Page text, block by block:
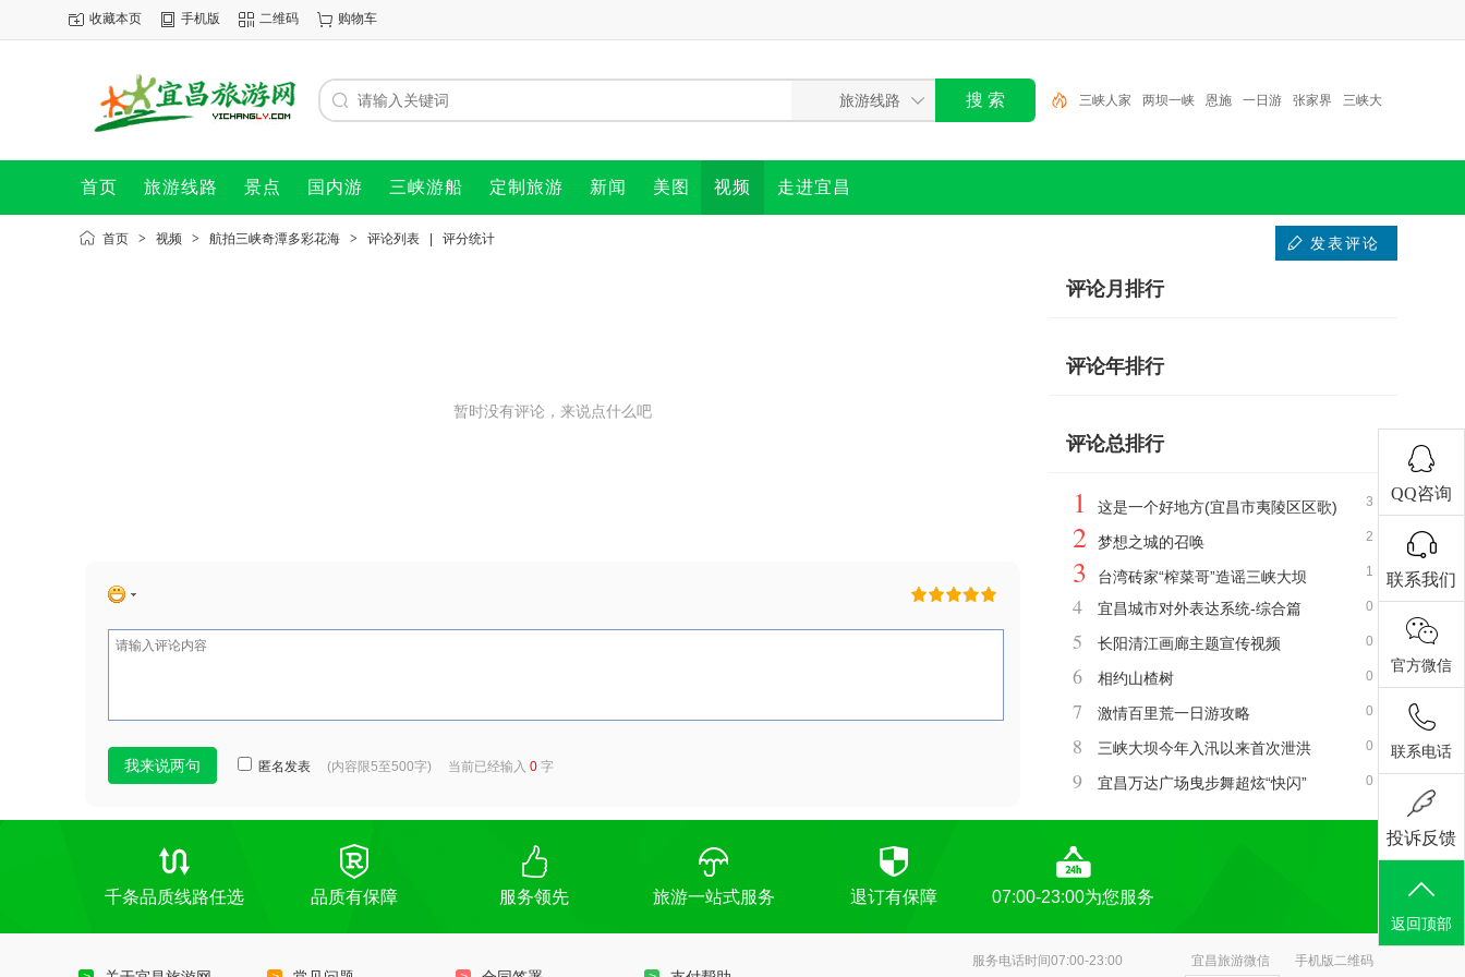
收藏本页 手机版 二维码 购物车
三峡人家 两坝一峡 恩施 一日游 张家界 三峡大
首页 旅游线路 景点 国内游 三峡游船 定制旅游 新闻 美图 视频 走进宜昌
发表评论
首页 > 视频 > 航拍三峡奇潭多彩花海 > 评论列表 评分统计
暂时没有评论，来说点什么吧
匿名发表 (内容限5至500字) 当前已经输入 0 字
评论月排行
评论年排行
评论总排行
3
1 这是一个好地方(宜昌市夷陵区区歌)
2
2 梦想之城的召唤
1
3 台湾砖家“榨菜哥”造谣三峡大坝
0
4 宜昌城市对外表达系统-综合篇
0
5 长阳清江画廊主题宣传视频
0
6 相约山楂树
0
7 激情百里荒一日游攻略
0
8 三峡大坝今年入汛以来首次泄洪
0
9 宜昌万达广场曳步舞超炫“快闪”
QQ咨询
联系我们
官方微信
联系电话
投诉反馈
返回顶部
千条品质线路任选 品质有保障 服务领先 旅游一站式服务 退订有保障 07:00-23:00为您服务
宜昌旅游微信 手机版二维码
服务电话时间07:00-23:00